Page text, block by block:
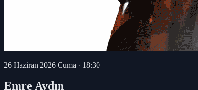
26 Haziran 2026 Cuma · 18:30
Emre Aydın